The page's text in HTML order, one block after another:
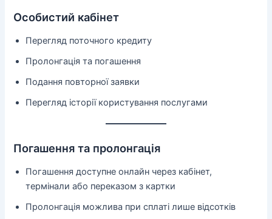
Особистий кабінет
Перегляд поточного кредиту
Пролонгація та погашення
Подання повторної заявки
Перегляд історії користування послугами
Погашення та пролонгація
Погашення доступне онлайн через кабінет,
термінали або переказом з картки
Пролонгація можлива при сплаті лише відсотків